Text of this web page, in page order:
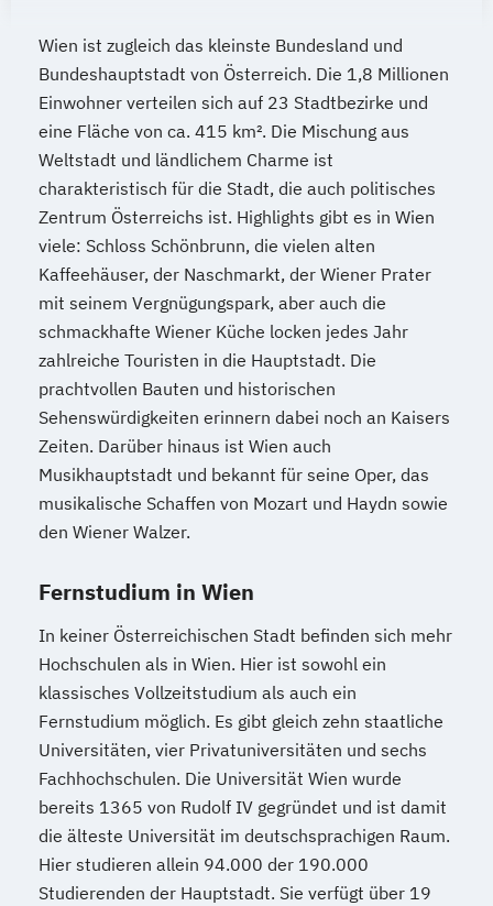
Wien ist zugleich das kleinste Bundesland und
Bundeshauptstadt von Österreich. Die 1,8 Millionen
Einwohner verteilen sich auf 23 Stadtbezirke und
eine Fläche von ca. 415 km². Die Mischung aus
Weltstadt und ländlichem Charme ist
charakteristisch für die Stadt, die auch politisches
Zentrum Österreichs ist. Highlights gibt es in Wien
viele: Schloss Schönbrunn, die vielen alten
Kaffeehäuser, der Naschmarkt, der Wiener Prater
mit seinem Vergnügungspark, aber auch die
schmackhafte Wiener Küche locken jedes Jahr
zahlreiche Touristen in die Hauptstadt. Die
prachtvollen Bauten und historischen
Sehenswürdigkeiten erinnern dabei noch an Kaisers
Zeiten. Darüber hinaus ist Wien auch
Musikhauptstadt und bekannt für seine Oper, das
musikalische Schaffen von Mozart und Haydn sowie
den Wiener Walzer.
Fernstudium in Wien
In keiner Österreichischen Stadt befinden sich mehr
Hochschulen als in Wien. Hier ist sowohl ein
klassisches Vollzeitstudium als auch ein
Fernstudium möglich. Es gibt gleich zehn staatliche
Universitäten, vier Privatuniversitäten und sechs
Fachhochschulen. Die Universität Wien wurde
bereits 1365 von Rudolf IV gegründet und ist damit
die älteste Universität im deutschsprachigen Raum.
Hier studieren allein 94.000 der 190.000
Studierenden der Hauptstadt. Sie verfügt über 19